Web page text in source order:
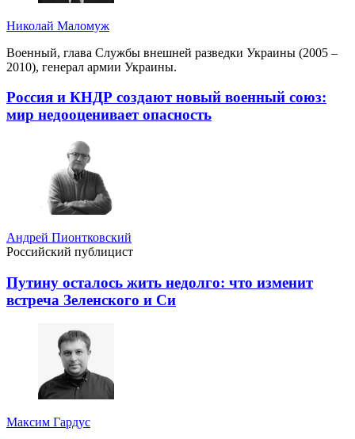
Николай Маломуж
Военный, глава Службы внешней разведки Украины (2005 –
2010), генерал армии Украины.
Россия и КНДР создают новый военный союз:
мир недооценивает опасность
Андрей Пионтковский
Российский публицист
Путину осталось жить недолго: что изменит
встреча Зеленского и Си
Максим Гардус